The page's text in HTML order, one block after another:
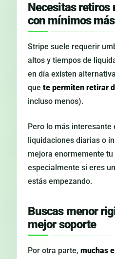
Necesitas retiros
con mínimos
Stripe suele requerir
altos y tiempos de
en día existen
que te permiten retirar
incluso menos).
Pero lo más interesante
liquidaciones diarias o
mejora enormemente tu
especialmente si eres
estás empezando.
Buscas menor
mejor soporte
Por otra parte, muchas